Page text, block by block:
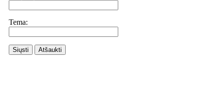
Tema:
Siųsti Atšaukti